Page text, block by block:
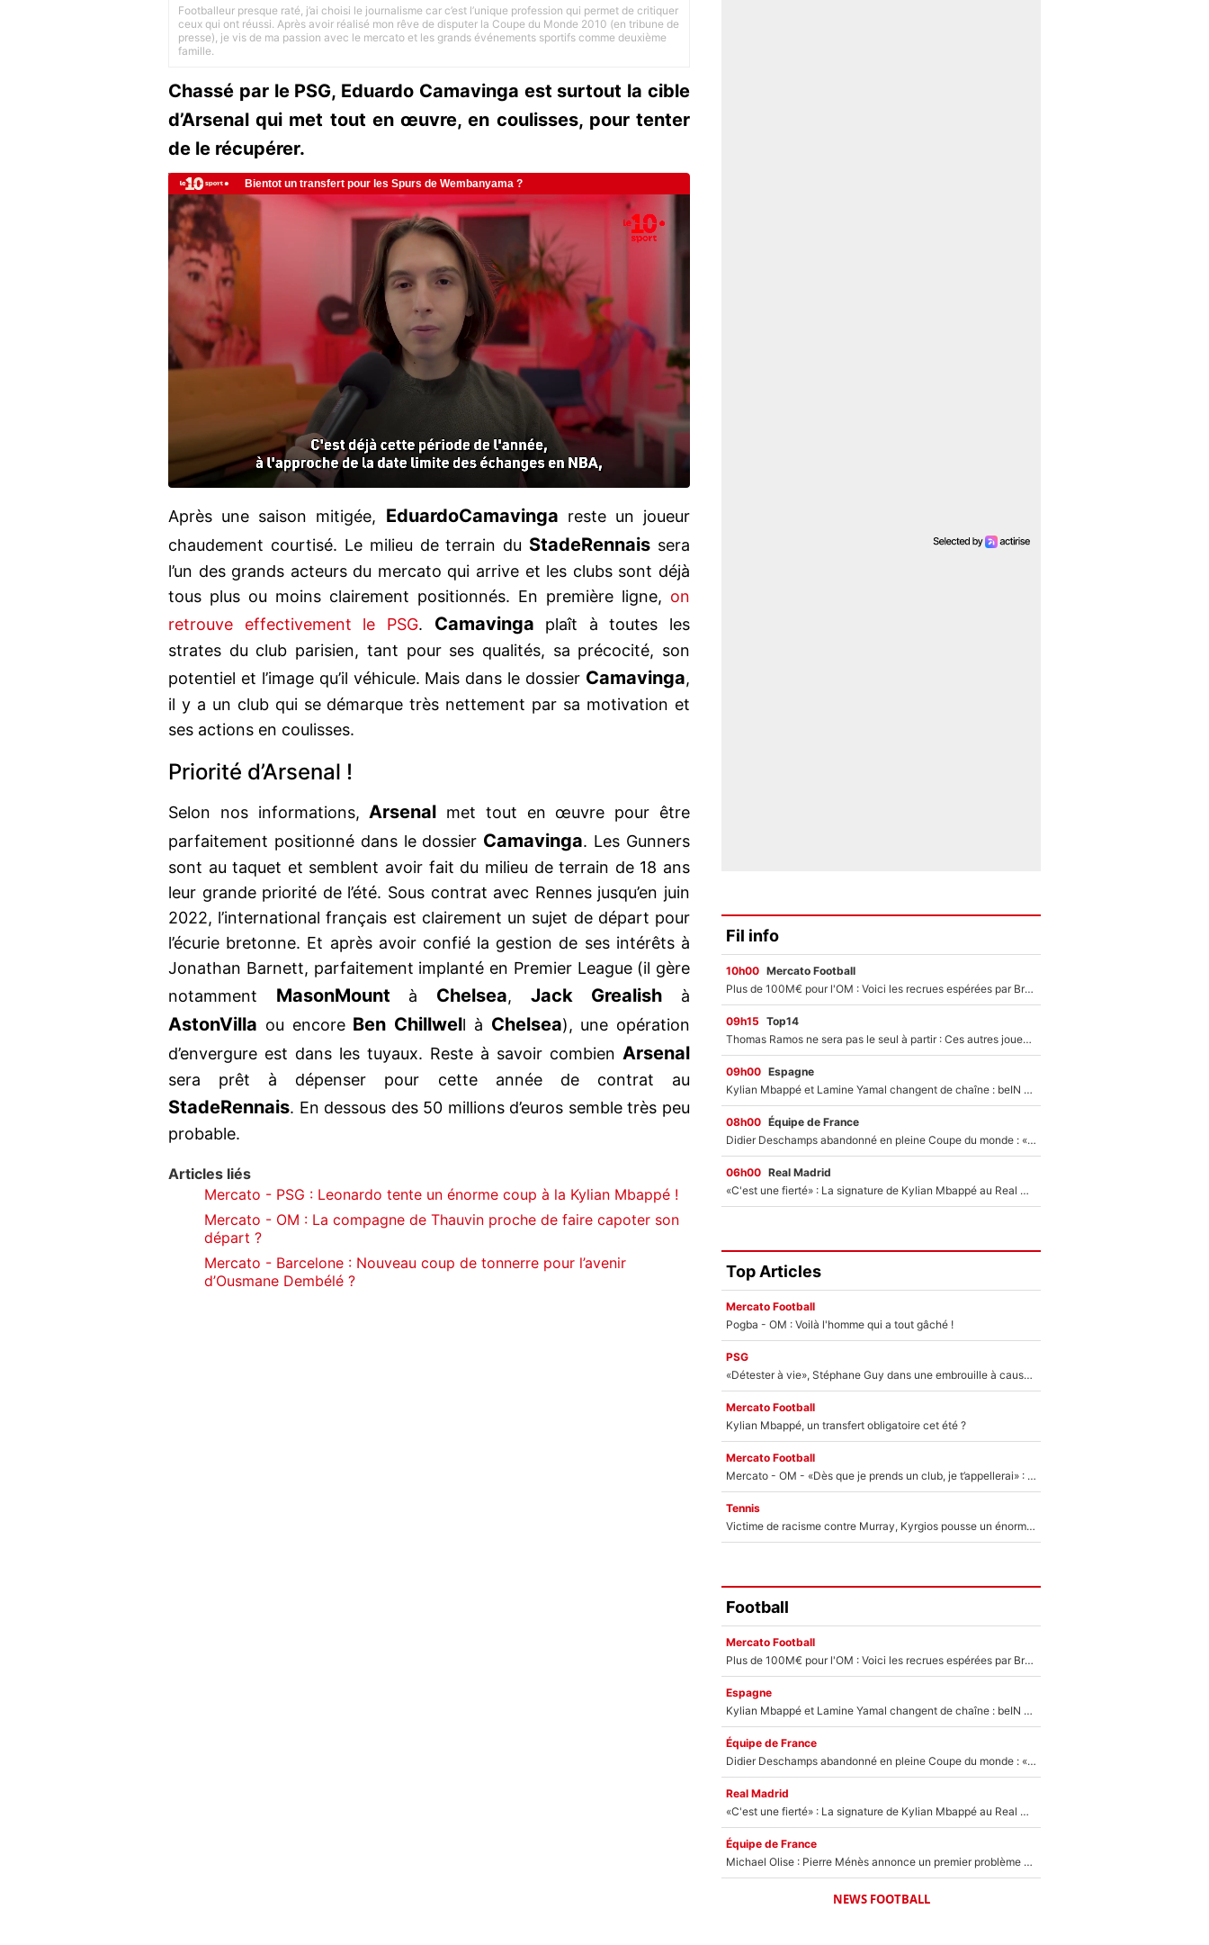
Footballeur presque raté, j’ai choisi le journalisme car c’est l’unique profession qui permet de critiquer
ceux qui ont réussi. Après avoir réalisé mon rêve de disputer la Coupe du Monde 2010 (en tribune de
presse), je vis de ma passion avec le mercato et les grands événements sportifs comme deuxième
famille.
Chassé par le PSG, Eduardo Camavinga est surtout la cible
d’Arsenal qui met tout en œuvre, en coulisses, pour tenter
de le récupérer.
Après une saison mitigée, EduardoCamavinga reste un joueur
chaudement courtisé. Le milieu de terrain du StadeRennais sera
l’un des grands acteurs du mercato qui arrive et les clubs sont déjà
tous plus ou moins clairement positionnés. En première ligne, on
retrouve effectivement le PSG. Camavinga plaît à toutes les
strates du club parisien, tant pour ses qualités, sa précocité, son
potentiel et l’image qu’il véhicule. Mais dans le dossier Camavinga,
il y a un club qui se démarque très nettement par sa motivation et
ses actions en coulisses.
Priorité d’Arsenal !
Selon nos informations,Arsenal met tout en œuvre pour être
parfaitement positionné dans le dossier Camavinga. Les Gunners
sont au taquet et semblent avoir fait du milieu de terrain de 18 ans
leur grande priorité de l’été. Sous contrat avec Rennes jusqu’en juin
2022, l’international français est clairement un sujet de départ pour
l’écurie bretonne. Et après avoir confié la gestion de ses intérêts à
Jonathan Barnett, parfaitement implanté en Premier League (il gère
notamment MasonMount à Chelsea, Jack Grealish à
AstonVilla ou encore Ben Chillwell à Chelsea), une opération
d’envergure est dans les tuyaux. Reste à savoir combien Arsenal
sera prêt à dépenser pour cette année de contrat au
StadeRennais. En dessous des 50 millions d’euros semble très peu
probable.
Articles liés
Mercato - PSG : Leonardo tente un énorme coup à la Kylian Mbappé !
Mercato - OM : La compagne de Thauvin proche de faire capoter son
départ ?
Mercato - Barcelone : Nouveau coup de tonnerre pour l’avenir
d’Ousmane Dembélé ?
Fil info
10h00 Mercato Football
Plus de 100M€ pour l'OM : Voici les recrues espérées par Bruno Genesio et Grégory Lorenzi après l’opération dégraissage
09h15 Top14
Thomas Ramos ne sera pas le seul à partir : Ces autres joueurs du XV de France pourraient aussi quitter le Stade Toulousain, un club de Top 14 est déjà sur les rangs
09h00 Espagne
Kylian Mbappé et Lamine Yamal changent de chaîne : beIN SPORTS ne digère pas cette décision historique et prédit un fiasco pour la Liga
08h00 Équipe de France
Didier Deschamps abandonné en pleine Coupe du monde : «La FFF était déjà passée à Zinedine Zidane»
06h00 Real Madrid
«C'est une fierté» : La signature de Kylian Mbappé au Real Madrid continue de régaler l'Espagne
Top Articles
Mercato Football
Pogba - OM : Voilà l'homme qui a tout gâché !
PSG
«Détester à vie», Stéphane Guy dans une embrouille à cause du PSG !
Mercato Football
Kylian Mbappé, un transfert obligatoire cet été ?
Mercato Football
Mercato - OM - «Dès que je prends un club, je t’appellerai» : La promesse de Marcelino au moment de claquer la porte
Tennis
Victime de racisme contre Murray, Kyrgios pousse un énorme coup de gueule !
Football
Mercato Football
Plus de 100M€ pour l'OM : Voici les recrues espérées par Bruno Genesio et Grégory Lorenzi après l’opération dégraissage
Espagne
Kylian Mbappé et Lamine Yamal changent de chaîne : beIN SPORTS ne digère pas cette décision historique et prédit un fiasco pour la Liga
Équipe de France
Didier Deschamps abandonné en pleine Coupe du monde : «La FFF était déjà passée à Zinedine Zidane»
Real Madrid
«C'est une fierté» : La signature de Kylian Mbappé au Real Madrid continue de régaler l'Espagne
Équipe de France
Michael Olise : Pierre Ménès annonce un premier problème pour Zinedine Zidane en équipe de France
NEWS FOOTBALL